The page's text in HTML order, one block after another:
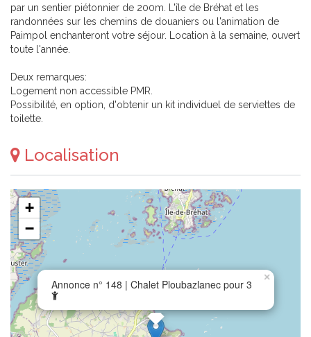
par un sentier piétonnier de 200m. L'île de Bréhat et les
randonnées sur les chemins de douaniers ou l'animation de
Paimpol enchanteront votre séjour. Location à la semaine, ouvert
toute l'année.
Deux remarques:
Logement non accessible PMR.
Possibilité, en option, d'obtenir un kit individuel de serviettes de
toilette.
Localisation
Annonce n° 148 | Chalet Ploubazlanec pour 3
×
+
−